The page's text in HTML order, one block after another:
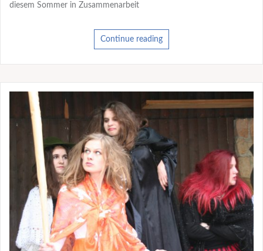
diesem Sommer in Zusammenarbeit
Continue reading